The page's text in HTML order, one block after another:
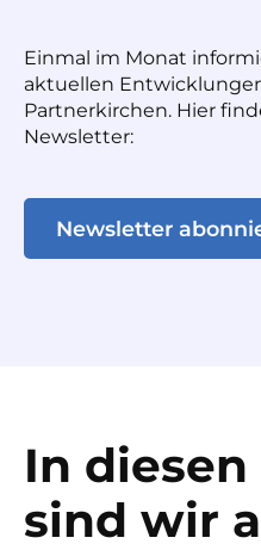
Einmal im Monat
aktuellen
Partnerkirchen. Hier
Newsletter:
Newsletter
In
sind wir